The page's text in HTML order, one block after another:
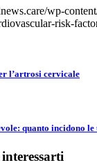
wp-
risk-
l’artrosi cervicale
quanto incidono le